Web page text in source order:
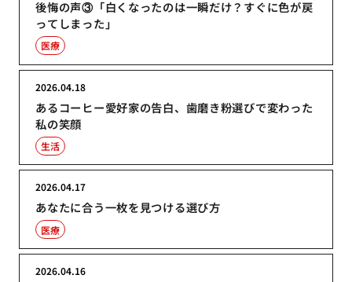
後悔の声③「白くなったのは一瞬だけ？すぐに色が戻
ってしまった」
医療
あるコーヒー愛好家の告白、歯磨き粉選びで変わった
私の笑顔
2026.04.18
生活
あなたに合う一枚を見つける選び方
2026.04.17
医療
2026.04.16